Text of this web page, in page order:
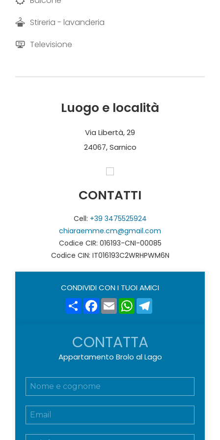
bicicletta immersi in panorami unici.
Foto e testi forniti da “Appartamento Brolo al Lago”
Stireria - lavanderia
Televisione
Luogo e località
Via Libertà, 29
24067, Sarnico
CONTATTI
Cell: +39 3475525924
chiaraemme.cm@gmail.com
Codice CIR: 016193-CNI-00085
Codice CIN: IT016193C2WRHPWM6N
CONDIVIDI CON I TUOI AMICI
ShareFacebook
EmailWhatsApp
CONTATTA
Appartamento Brolo al Lago
N
E
m